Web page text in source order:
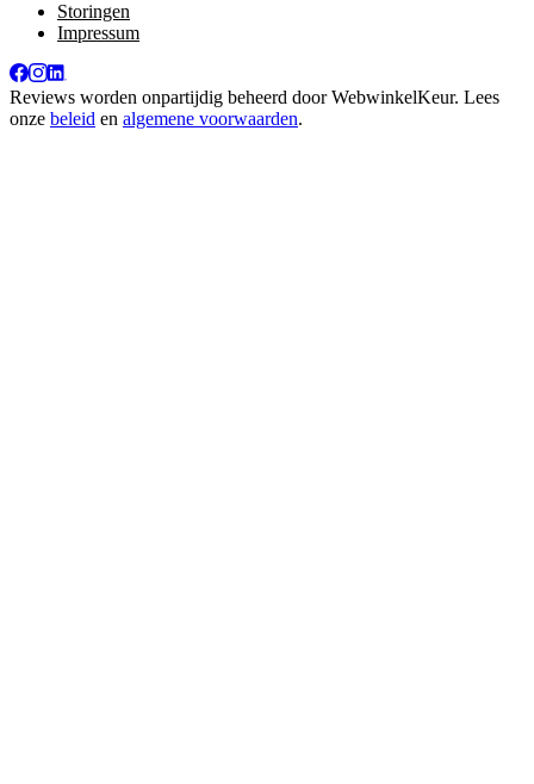
Storingen
Impressum
Reviews worden onpartijdig beheerd doorWebwinkelKeur. Lees
onze beleid en algemene voorwaarden.